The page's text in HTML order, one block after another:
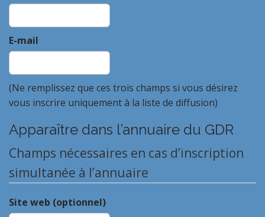
E-mail
(Ne remplissez que ces trois champs si vous désirez
vous inscrire uniquement à la liste de diffusion)
Apparaître dans l’annuaire du GDR
Champs nécessaires en cas d’inscription
simultanée à l’annuaire
Site web (optionnel)